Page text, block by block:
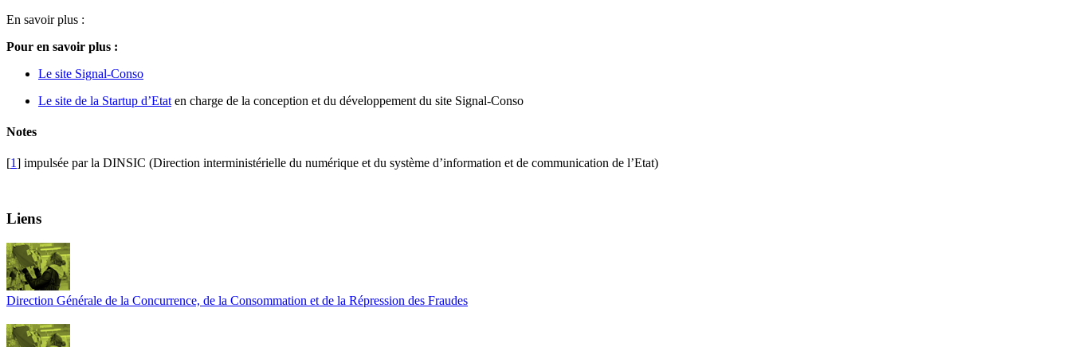
En savoir plus :
Pour en savoir plus :
Le site Signal-Conso
Le site de la Startup d’Etat en charge de la conception et du développement du site Signal-Conso
Notes
[1] impulsée par la DINSIC (Direction interministérielle du numérique et du système d’information et de communication de l’Etat)
Liens
Direction Générale de la Concurrence, de la Consommation et de la Répression des Fraudes